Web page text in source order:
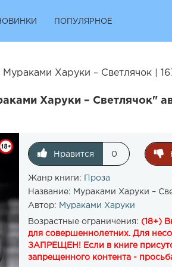
ПОПУЛЯРНОЕ
Мураками Харуки – Светлячок |
Харуки – Светлячок"
Нравится 0
Жанр книги:
Проза
Название: Мураками Харуки –
Автор: Мураками Харуки
Возрастные ограничения: (18+)
для совершеннолетних. Для
ЗАПРЕЩЕН! Если в книге
запрещенного контента -